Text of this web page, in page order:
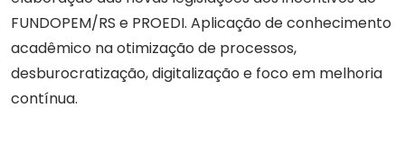
FUNDOPEM/RS e PROEDI. Aplicação de conhecimento
acadêmico na otimização de processos,
desburocratização, digitalização e foco em melhoria
contínua.